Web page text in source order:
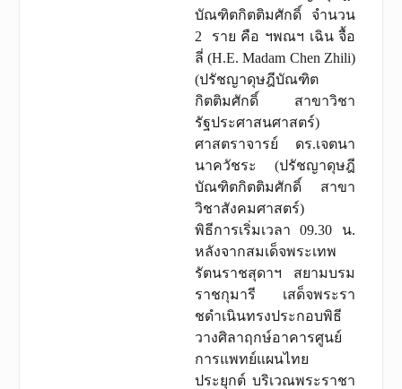
บัณฑิตกิตติมศักดิ์ จำนวน
2 ราย คือ ฯพณฯ เฉิน จื้อ
ลี่ (H.E. Madam Chen Zhili)
(ปรัชญาดุษฎีบัณฑิต
กิตติมศักดิ์ สาขาวิชา
รัฐประศาสนศาสตร์)
ศาสตราจารย์ ดร.เจตนา
นาควัชระ (ปรัชญาดุษฎี
บัณฑิตกิตติมศักดิ์ สาขา
วิชาสังคมศาสตร์)
พิธีการเริ่มเวลา 09.30 น.
หลังจากสมเด็จพระเทพ
รัตนราชสุดาฯ สยามบรม
ราชกุมารี เสด็จพระรา
ชดําเนินทรงประกอบพิธี
วางศิลาฤกษ์อาคารศูนย์
การแพทย์แผนไทย
ประยุกต์ บริเวณพระราชา